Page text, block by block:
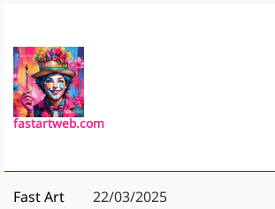
conteúdo
fastartweb.com
Fast Art
22/03/2025